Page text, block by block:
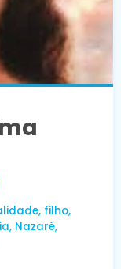
, filho,
, Nazaré,